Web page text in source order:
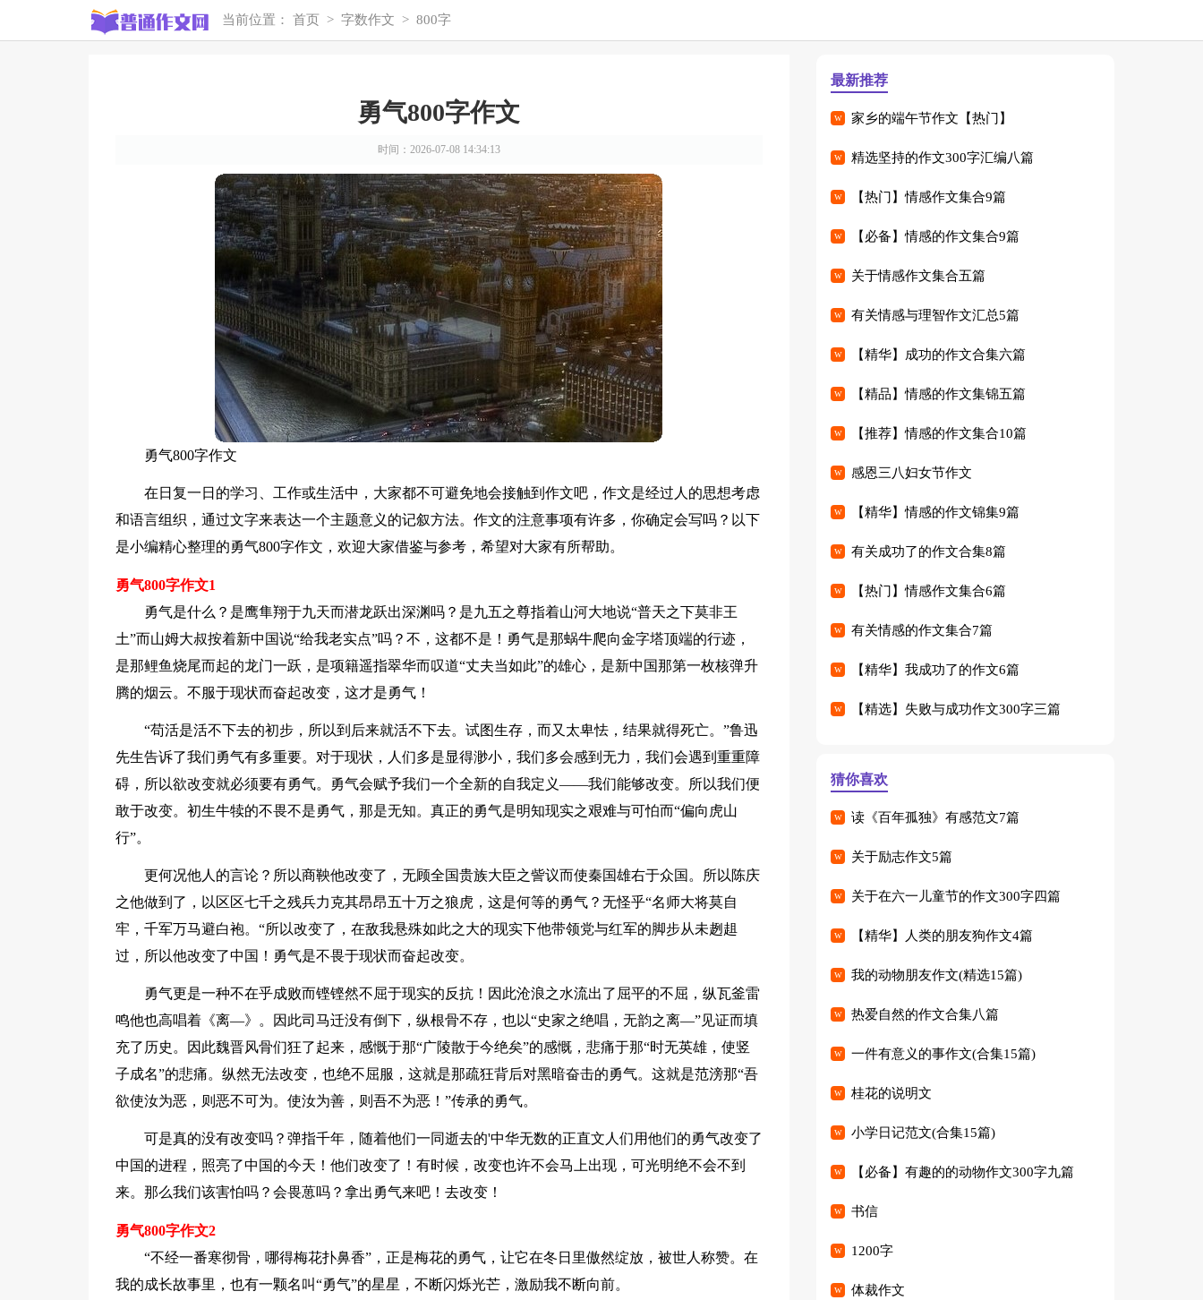
当前位置： 首页 > 字数作文 > 800字
勇气800字作文
时间：2026-07-08 14:34:13
勇气800字作文
在日复一日的学习、工作或生活中，大家都不可避免地会接触到作文吧，作文是经过人的思想考虑
和语言组织，通过文字来表达一个主题意义的记叙方法。作文的注意事项有许多，你确定会写吗？以下
是小编精心整理的勇气800字作文，欢迎大家借鉴与参考，希望对大家有所帮助。
勇气800字作文1
勇气是什么？是鹰隼翔于九天而潜龙跃出深渊吗？是九五之尊指着山河大地说“普天之下莫非王
土”而山姆大叔按着新中国说“给我老实点”吗？不，这都不是！勇气是那蜗牛爬向金字塔顶端的行迹，
是那鲤鱼烧尾而起的龙门一跃，是项籍遥指翠华而叹道“丈夫当如此”的雄心，是新中国那第一枚核弹升
腾的烟云。不服于现状而奋起改变，这才是勇气！
“苟活是活不下去的初步，所以到后来就活不下去。试图生存，而又太卑怯，结果就得死亡。”鲁迅
先生告诉了我们勇气有多重要。对于现状，人们多是显得渺小，我们多会感到无力，我们会遇到重重障
碍，所以欲改变就必须要有勇气。勇气会赋予我们一个全新的自我定义——我们能够改变。所以我们便
敢于改变。初生牛犊的不畏不是勇气，那是无知。真正的勇气是明知现实之艰难与可怕而“偏向虎山
行”。
更何况他人的言论？所以商鞅他改变了，无顾全国贵族大臣之訾议而使秦国雄右于众国。所以陈庆
之他做到了，以区区七千之残兵力克其昂昂五十万之狼虎，这是何等的勇气？无怪乎“名师大将莫自
牢，千军万马避白袍。“所以改变了，在敌我悬殊如此之大的现实下他带领党与红军的脚步从未趔趄
过，所以他改变了中国！勇气是不畏于现状而奋起改变。
勇气更是一种不在乎成败而铿铿然不屈于现实的反抗！因此沧浪之水流出了屈平的不屈，纵瓦釜雷
鸣他也高唱着《离—》。因此司马迁没有倒下，纵根骨不存，也以“史家之绝唱，无韵之离—”见证而填
充了历史。因此魏晋风骨们狂了起来，感慨于那“广陵散于今绝矣”的感慨，悲痛于那“时无英雄，使竖
子成名”的悲痛。纵然无法改变，也绝不屈服，这就是那疏狂背后对黑暗奋击的勇气。这就是范滂那“吾
欲使汝为恶，则恶不可为。使汝为善，则吾不为恶！”传承的勇气。
可是真的没有改变吗？弹指千年，随着他们一同逝去的'中华无数的正直文人们用他们的勇气改变了
中国的进程，照亮了中国的今天！他们改变了！有时候，改变也许不会马上出现，可光明绝不会不到
来。那么我们该害怕吗？会畏葸吗？拿出勇气来吧！去改变！
勇气800字作文2
“不经一番寒彻骨，哪得梅花扑鼻香”，正是梅花的勇气，让它在冬日里傲然绽放，被世人称赞。在
我的成长故事里，也有一颗名叫“勇气”的星星，不断闪烁光芒，激励我不断向前。
最新推荐
家乡的端午节作文【热门】
精选坚持的作文300字汇编八篇
【热门】情感作文集合9篇
【必备】情感的作文集合9篇
关于情感作文集合五篇
有关情感与理智作文汇总5篇
【精华】成功的作文合集六篇
【精品】情感的作文集锦五篇
【推荐】情感的作文集合10篇
感恩三八妇女节作文
【精华】情感的作文锦集9篇
有关成功了的作文合集8篇
【热门】情感作文集合6篇
有关情感的作文集合7篇
【精华】我成功了的作文6篇
【精选】失败与成功作文300字三篇
猜你喜欢
读《百年孤独》有感范文7篇
关于励志作文5篇
关于在六一儿童节的作文300字四篇
【精华】人类的朋友狗作文4篇
我的动物朋友作文(精选15篇)
热爱自然的作文合集八篇
一件有意义的事作文(合集15篇)
桂花的说明文
小学日记范文(合集15篇)
【必备】有趣的的动物作文300字九篇
书信
1200字
体裁作文